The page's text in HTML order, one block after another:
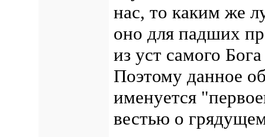
нас, то каким же
оно для падших
из уст самого
Поэтому данное
именуется
вестью о